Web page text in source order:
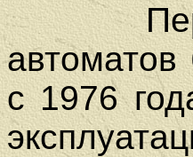
с 1976